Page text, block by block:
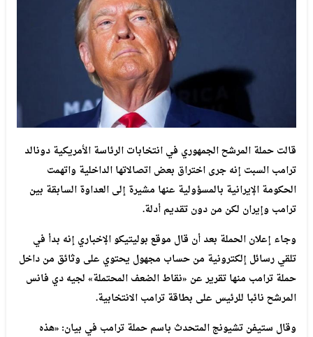
قالت حملة المرشحالجمهوري في انتخابات الرئاسة الأمريكية دونالد
ترامب السبت إنه جرى اختراق بعض اتصالاتها الداخلية واتهمت
الحكومة الإيرانية بالمسؤولية عنها مشيرة إلى العداوة السابقة بين
ترامب وإيران لكن من دون تقديم أدلة.
وجاء إعلان الحملة بعد أن قال موقع بوليتيكو الإخباري إنه بدأ في
تلقي رسائل إلكترونية من حساب مجهول يحتوي على وثائق من داخل
حملة ترامب منها تقرير عن «نقاط الضعف المحتملة» لجيه دي فانس
المرشح نائبا للرئيس على بطاقة ترامب الانتخابية.
وقال ستيفن تشيونجالمتحدث باسم حملة ترامب في بيان: «هذه